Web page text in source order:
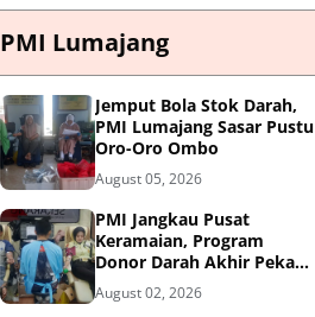
PMI Lumajang
Jemput Bola Stok Darah,
PMI Lumajang Sasar Pustu
Oro-Oro Ombo
August 05, 2026
PMI Jangkau Pusat
Keramaian, Program
Donor Darah Akhir Pekan
di GM Plaza Lumajang
Disambut Antusias
August 02, 2026